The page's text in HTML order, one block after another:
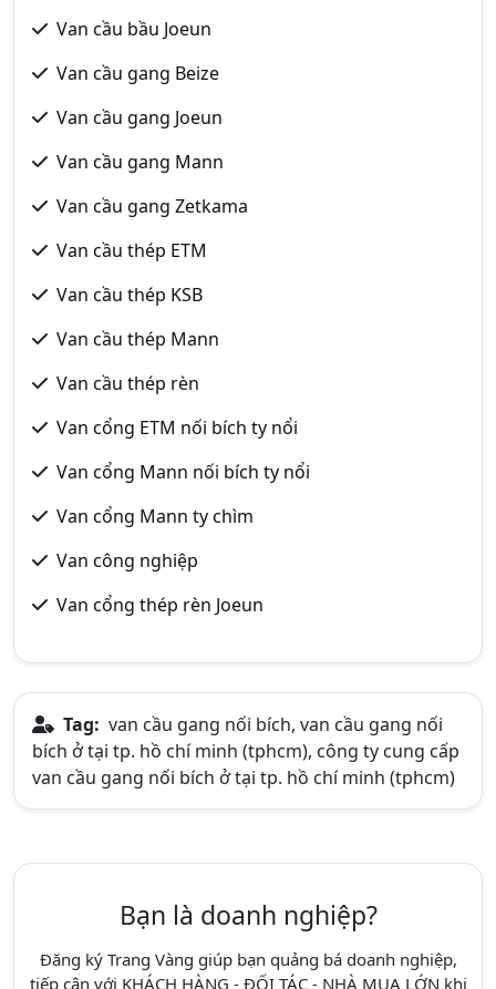
Van cầu bầu Joeun
Van cầu gang Beize
Van cầu gang Joeun
Van cầu gang Mann
Van cầu gang Zetkama
Van cầu thép ETM
Van cầu thép KSB
Van cầu thép Mann
Van cầu thép rèn
Van cổng ETM nối bích ty nổi
Van cổng Mann nối bích ty nổi
Van cổng Mann ty chìm
Van công nghiệp
Van cổng thép rèn Joeun
Tag: van cầu gang nối bích, van cầu gang nối
bích ở tại tp. hồ chí minh (tphcm), công ty cung cấp
van cầu gang nối bích ở tại tp. hồ chí minh (tphcm)
Bạn là doanh nghiệp?
Đăng ký Trang Vàng giúp bạn quảng bá doanh nghiệp,
tiếp cận với KHÁCH HÀNG - ĐỐI TÁC - NHÀ MUA LỚN khi